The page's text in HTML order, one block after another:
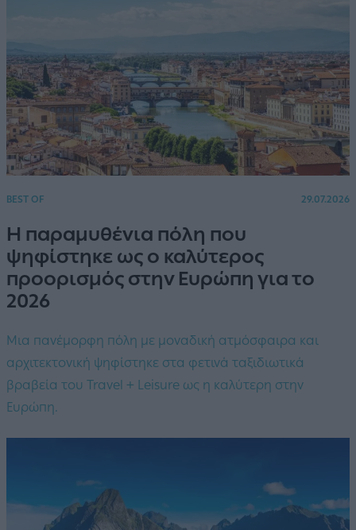
BEST OF 29.07.2026
Η παραμυθένια πόλη που
ψηφίστηκε ως ο καλύτερος
προορισμός στην Ευρώπη για το
2026
Μια πανέμορφη πόλη με μοναδική ατμόσφαιρα και
αρχιτεκτονική ψηφίστηκε στα φετινά ταξιδιωτικά
βραβεία του Travel + Leisure ως η καλύτερη στην
Ευρώπη.